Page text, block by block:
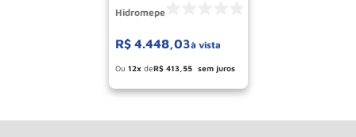
Hidromepe
R$ 4.448,03à vista
pagando no boleto
12 R$ 413,55